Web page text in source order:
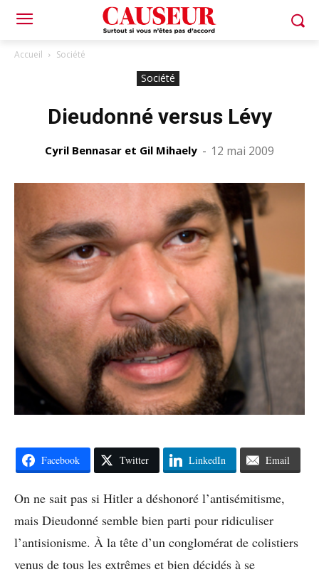
Accueil Société
Société
Dieudonné versus Lévy
Cyril Bennasar et Gil Mihaely - 12 mai 2009
Facebook Twitter LinkedIn Email
On ne sait pas si Hitler a déshonoré l’antisémitisme,
mais Dieudonné semble bien parti pour ridiculiser
l’antisionisme. À la tête d’un conglomérat de colistiers
venus de tous les extrêmes et bien décidés à se